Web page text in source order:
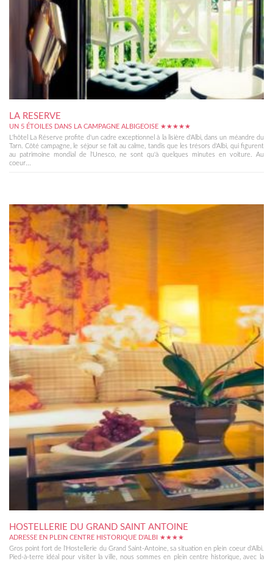
LA RESERVE
UN 5 ÉTOILES DANS LA CAMPAGNE ALBIGEOISE ★★★★★
L'hôtel La Réserve profite d'un cadre exceptionnel à la lisière d'Albi, dans un méandre du
Tarn. Côté campagne, le séjour se fait au calme, tandis que les trésors d'Albi, qui figurent
au patrimoine mondial de l'Unesco, ne sont qu'à quelques minutes en voiture. Au
coeur...
HOSTELLERIE DU GRAND SAINT ANTOINE
ADRESSE EN PLEIN CENTRE HISTORIQUE D'ALBI ★★★★
Gros point fort de l'Hostellerie du Grand Saint-Antoine, sa situation en plein coeur d'Albi.
Pied-à-terre idéal pour visiter la ville, nous sommes en plein centre historique, avec la